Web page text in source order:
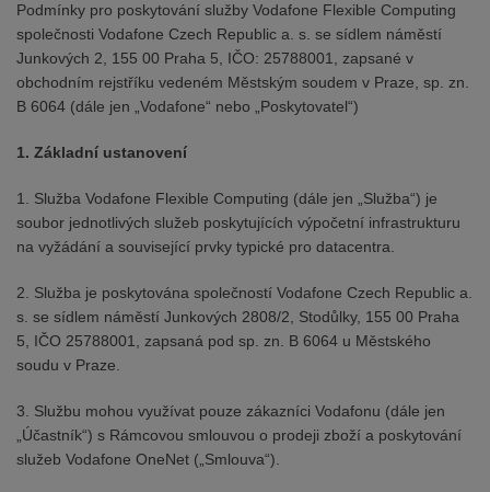
Podmínky pro poskytování služby Vodafone Flexible Computing
společnosti Vodafone Czech Republic a. s. se sídlem náměstí
Junkových 2, 155 00 Praha 5, IČO: 25788001, zapsané v
obchodním rejstříku vedeném Městským soudem v Praze, sp. zn.
B 6064 (dále jen „Vodafone“ nebo „Poskytovatel“)
1. Základní ustanovení
1. Služba Vodafone Flexible Computing (dále jen „Služba“) je
soubor jednotlivých služeb poskytujících výpočetní infrastrukturu
na vyžádání a související prvky typické pro datacentra.
2. Služba je poskytována společností Vodafone Czech Republic a.
s. se sídlem náměstí Junkových 2808/2, Stodůlky, 155 00 Praha
5, IČO 25788001, zapsaná pod sp. zn. B 6064 u Městského
soudu v Praze.
3. Službu mohou využívat pouze zákazníci Vodafonu (dále jen
„Účastník“) s Rámcovou smlouvou o prodeji zboží a poskytování
služeb Vodafone OneNet („Smlouva“).